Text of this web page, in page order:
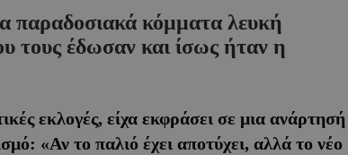
παραδοσιακά κόμματα λευκή
τους έδωσαν και ίσως ήταν η
εκλογές, είχα εκφράσει σε μια ανάρτησή
«Αν το παλιό έχει αποτύχει, αλλά το νέο